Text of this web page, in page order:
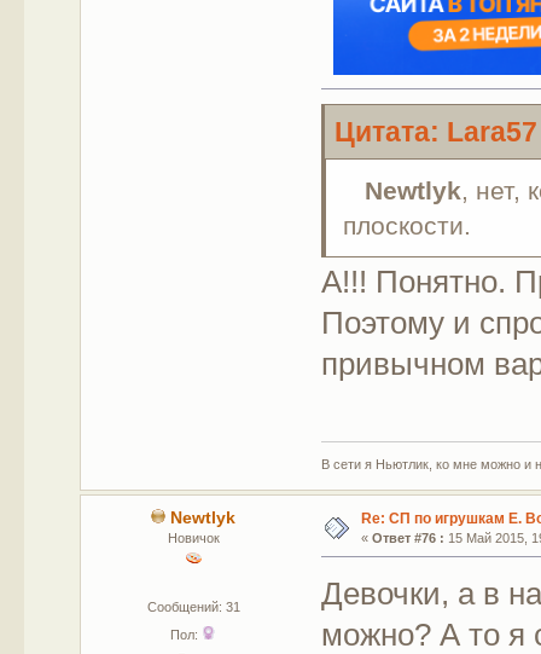
Цитата:
Newtlyk, нет,
плоскости.
А!!! Понятно.
Поэтому и
привычном
В сети я Ньютлик, ко мне можно и
Newtlyk
Новичок
Сообщений: 31
Пол:
Re: СП по игрушкам Е.
« Ответ #76 : 15 Май 2015,
Девочки, а в
можно? А то я